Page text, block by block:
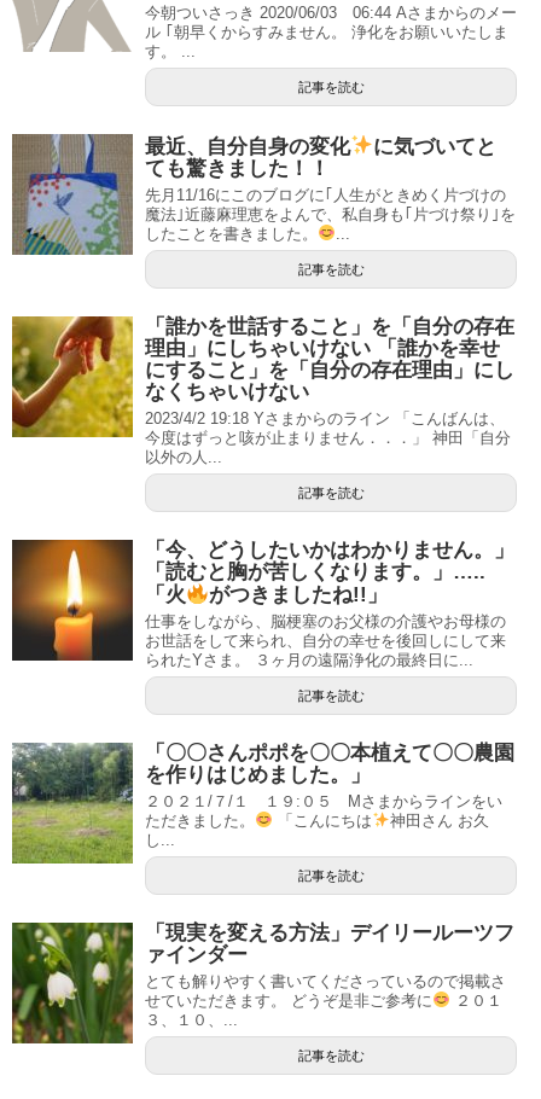
今朝ついさっき 2020/06/03 06:44 Aさまからのメー
ル ｢朝早くからすみません。 浄化をお願いいたしま
す。 ...
記事を読む
最近、自分自身の変化
に気づいてと
ても驚きました！！
先月11/16にこのブログに｢人生がときめく片づけの
魔法｣近藤麻理恵をよんで、私自身も｢片づけ祭り｣を
したことを書きました。
記事を読む
「誰かを世話すること」を「自分の存在
理由」にしちゃいけない 「誰かを幸せ
にすること」を「自分の存在理由」にし
なくちゃいけない
2023/4/2 19:18 Yさまからのライン 「こんばんは、
今度はずっと咳が止まりません．．．」 神田「自分
以外の人...
記事を読む
「今、どうしたいかはわかりません。」
「読むと胸が苦しくなります。」…..
「火
がつきましたね!!」
仕事をしながら、脳梗塞のお父様の介護やお母様の
お世話をして来られ、自分の幸せを後回しにして来
られたYさま。 ３ヶ月の遠隔浄化の最終日に...
記事を読む
「〇〇さんポポを〇〇本植えて〇〇農園
を作りはじめました。」
２０２１/７/１ １９:０５ Mさまからラインをい
ただきました。
「こんにちは
神田さん お久
し...
記事を読む
「現実を変える方法」デイリールーツフ
ァインダー
とても解りやすく書いてくださっているので掲載さ
せていただきます。 どうぞ是非ご参考に
２０１
３、１０、...
記事を読む